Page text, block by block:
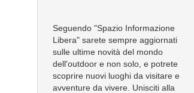
Seguendo "Spazio Informazione
Libera" sarete sempre aggiornati
sulle ultime novità del mondo
dell'outdoor e non solo, e potrete
scoprire nuovi luoghi da visitare e
avventure da vivere. Unisciti alla